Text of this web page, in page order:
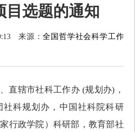
目选题的通知
来源：全国哲学社会科学工作
直辖市社科工作办 (规划办)，
社科规划办，中国社科院科研
行政学院）科研部，教育部社